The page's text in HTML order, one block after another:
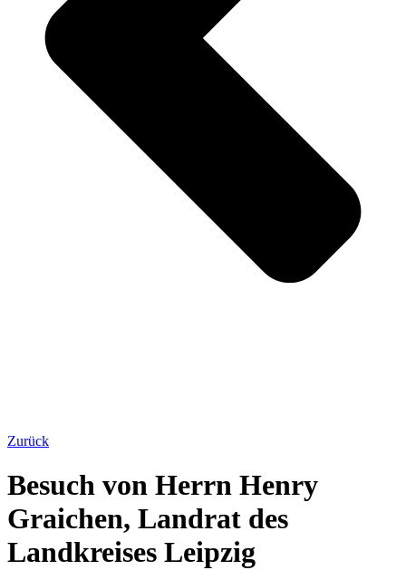
Zurück
Besuch von Herrn Henry
Graichen, Landrat des
Landkreises Leipzig